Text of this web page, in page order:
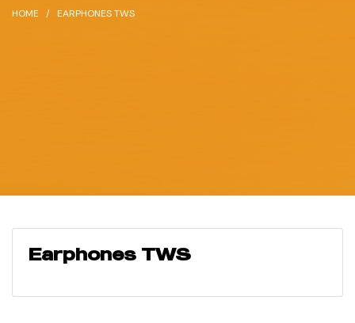
HOME EARPHONES TWS
Earphones TWS